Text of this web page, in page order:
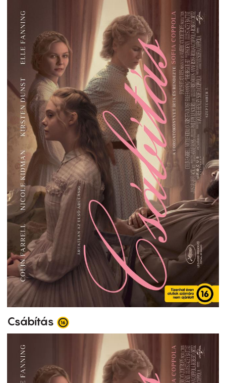
Csábítás